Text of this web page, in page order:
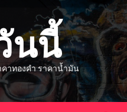
นนี้
าทองคำ ราคาน้ำมัน